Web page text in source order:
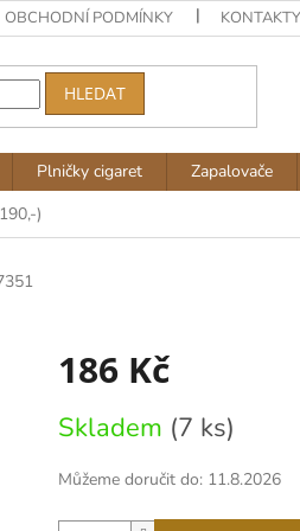
OBCHODNÍ PODMÍNKY KONTAKTY
HLEDAT
Plničky cigaret Zapalovače
)
186 Kč
cena:
Skladem (7 ks)
Můžeme doručit do: 11.8.2026